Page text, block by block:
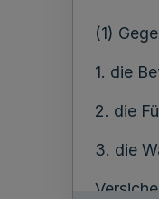
(1)
1. die
2. die
3. die